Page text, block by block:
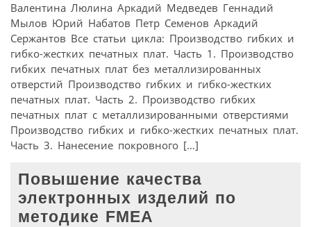
Валентина Люлина Аркадий Медведев Геннадий
Мылов Юрий Набатов Петр Семенов Аркадий
Сержантов Все статьи цикла: Производство гибких и
гибко-жестких печатных плат. Часть 1. Производство
гибких печатных плат без металлизированных
отверстий Производство гибких и гибко-жестких
печатных плат. Часть 2. Производство гибких
печатных плат с металлизированными отверстиями
Производство гибких и гибко-жестких печатных плат.
Часть 3. Нанесение покровного […]
Повышение качества
электронных изделий по
методике FMEA